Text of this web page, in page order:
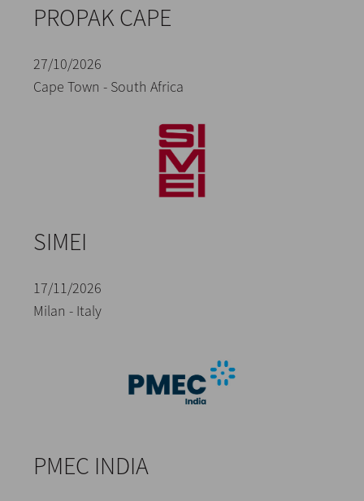
PROPAK CAPE
27/10/2026
Cape Town - South Africa
SIMEI
17/11/2026
Milan - Italy
PMEC INDIA